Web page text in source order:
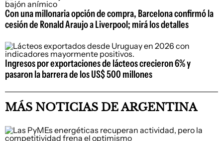
Con una millonaria opción de compra, Barcelona confirmó la
cesión de Ronald Araujo a Liverpool; mirá los detalles
Ingresos por exportaciones de lácteos crecieron 6% y
pasaron la barrera de los US$ 500 millones
MÁS NOTICIAS DE ARGENTINA